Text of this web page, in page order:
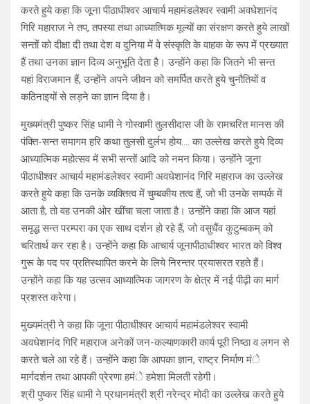
करते हुये कहा कि जूना पीठाधीश्वर आचार्य महामंडलेश्वर स्वामी अवधेशानंद
गिरि महाराज ने तप, तपस्या तथा आध्यात्मिक मूल्यों का संरक्षण करते हुये लाखों
सन्तों को दीक्षा दी तथा देश व दुनिया में वे संस्कृति के वाहक के रूप में प्रख्यात
हैं तथा उनका ज्ञान दिव्य अनुभूति देता है। उन्होंने कहा कि जितने भी सन्त
यहां विराजमान हैं, उन्होंने अपने जीवन को समर्पित करते हुये चुनौतियों व
कठिनाइयों से लड़ने का ज्ञान दिया है।
मुख्यमंत्री पुष्कर सिंह धामी ने गोस्वामी तुलसीदास जी के रामचरित मानस की
पंक्ति-सन्त समागम हरि कथा तुलसी दुर्लभ होय…. का उल्लेख करते हुये दिव्य
आध्यात्मिक महोत्सव में सभी सन्तों आदि को नमन किया। उन्होंने जूना
पीठाधीश्वर आचार्य महामंडलेश्वर स्वामी अवधेशानंद गिरि महाराज का उल्लेख
करते हुये कहा कि उनके व्यक्तित्व में चुम्बकीय तत्व हैं, जो भी उनके सम्पर्क में
आता है, तो वह उनकी ओर खींचा चला जाता है। उन्होंने कहा कि आज यहां
समृद्ध सन्त परम्परा का एक साथ दर्शन हो रहे हैं, जो वसुधैंव कुटुम्बकम् को
चरितार्थ कर रहा है। उन्होंने कहा कि आचार्य जूनापीठाधीश्वर भारत को विश्व
गुरू के पद पर प्रतिस्थापित करने के लिये निरन्तर प्रयासरत रहते हैं।
उन्होंने कहा कि यह उत्सव आध्यात्मिक जागरण के क्षेत्र में नई पीढ़ी का मार्ग
प्रशस्त करेगा।
मुख्यमंत्री ने कहा कि जूना पीठाधीश्वर आचार्य महामंडलेश्वर स्वामी
अवधेशानंद गिरि महाराज अनेकों जन-कल्याणकारी कार्य पूरी निष्ठा व लगन से
करते चले आ रहे हैं। उन्होंने कहा कि आपका ज्ञान, राष्ट्र निर्माण मंे
मार्गदर्शन तथा आपकी प्रेरणा हमंे हमेशा मिलती रहेगी।
श्री पुष्कर सिंह धामी ने प्रधानमंत्री श्री नरेन्द्र मोदी का उल्लेख करते हुये